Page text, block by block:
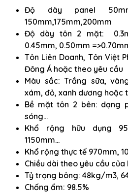
Độ dày panel
150mm,175mm,200mm
Độ dày tôn 2 mặt:
0.45mm, 0.50mm
Tôn Liên Doanh, Tôn Việt
Đông Á hoặc theo yêu cầu
Màu sắc: Trắng sữa,
xám, đỏ, xanh dương hoặc
Bề mặt tôn 2 bên: dạng
sóng…
Khổ rộng hữu dụng
1150mm…
Khổ rộng thực tế 970mm,
Chiều dài theo yêu cầu
Tỷ trọng bông: 48kg/m3,
Chống ẩm: 98.5%